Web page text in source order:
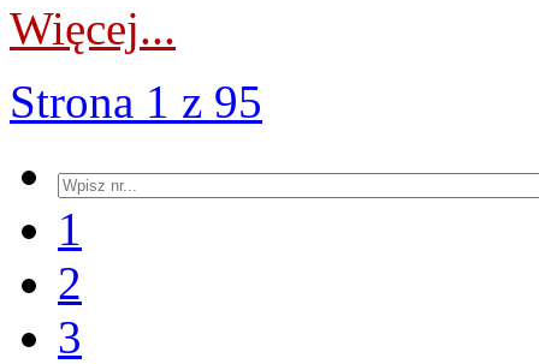
Więcej...
Strona 1 z 95
1
2
3